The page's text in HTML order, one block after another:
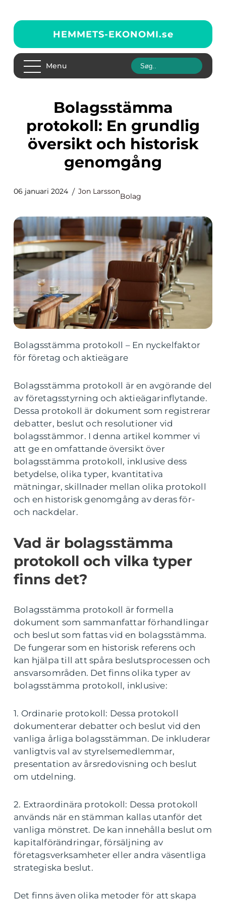
HEMMETS-EKONOMI.se
Menu
Bolagsstämma
protokoll: En grundlig
översikt och historisk
genomgång
06 januari 2024 Jon Larsson
Bolag
Bolagsstämma protokoll – En nyckelfaktor
för företag och aktieägare
Bolagsstämma protokoll är en avgörande del
av företagsstyrning och aktieägarinflytande.
Dessa protokoll är dokument som registrerar
debatter, beslut och resolutioner vid
bolagsstämmor. I denna artikel kommer vi
att ge en omfattande översikt över
bolagsstämma protokoll, inklusive dess
betydelse, olika typer, kvantitativa
mätningar, skillnader mellan olika protokoll
och en historisk genomgång av deras för-
och nackdelar.
Vad är bolagsstämma
protokoll och vilka typer
finns det?
Bolagsstämma protokoll är formella
dokument som sammanfattar förhandlingar
och beslut som fattas vid en bolagsstämma.
De fungerar som en historisk referens och
kan hjälpa till att spåra beslutsprocessen och
ansvarsområden. Det finns olika typer av
bolagsstämma protokoll, inklusive:
1. Ordinarie protokoll: Dessa protokoll
dokumenterar debatter och beslut vid den
vanliga årliga bolagsstämman. De inkluderar
vanligtvis val av styrelsemedlemmar,
presentation av årsredovisning och beslut
om utdelning.
2. Extraordinära protokoll: Dessa protokoll
används när en stämman kallas utanför det
vanliga mönstret. De kan innehålla beslut om
kapitalförändringar, försäljning av
företagsverksamheter eller andra väsentliga
strategiska beslut.
Det finns även olika metoder för att skapa